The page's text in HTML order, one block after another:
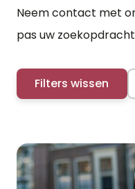
Neem contact met
pas uw
Filters wissen